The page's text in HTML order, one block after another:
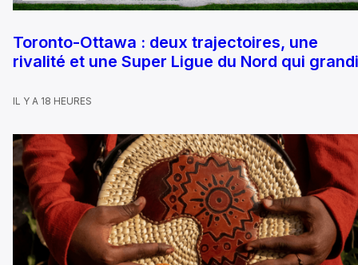
Toronto-Ottawa : deux trajectoires, une
rivalité et une Super Ligue du Nord qui
IL Y A 18 HEURES